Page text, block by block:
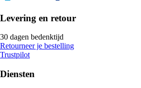
Levering en retour
30 dagen bedenktijd
Retourneer je bestelling
Trustpilot
Diensten